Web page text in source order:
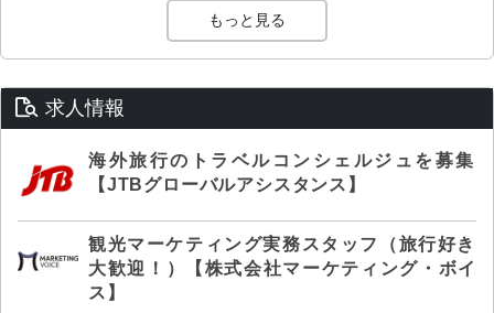
もっと見る
求人情報
海外旅行のトラベルコンシェルジュを募集
【JTBグローバルアシスタンス】
観光マーケティング実務スタッフ（旅行好き
大歓迎！）【株式会社マーケティング・ボイ
ス】